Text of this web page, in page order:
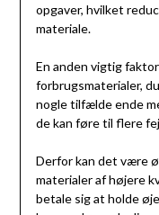
opgaver, hvilket
materiale.
En anden vigtig
forbrugsmaterialer,
nogle tilfælde ende
de kan føre til flere
Derfor kan det være
materialer af højere
betale sig at holde